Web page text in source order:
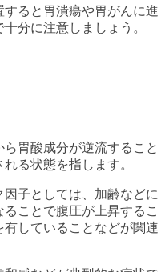
ると胃潰瘍や胃がんに進
分に注意しましょう。
胃酸成分が逆流すること
る状態を指します。
子としては、加齢などに
ことで腹圧が上昇するこ
していることなどが関連